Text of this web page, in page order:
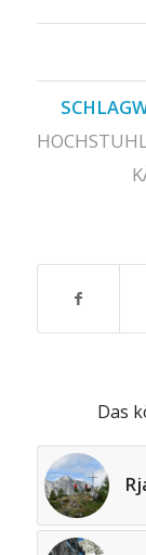
Das